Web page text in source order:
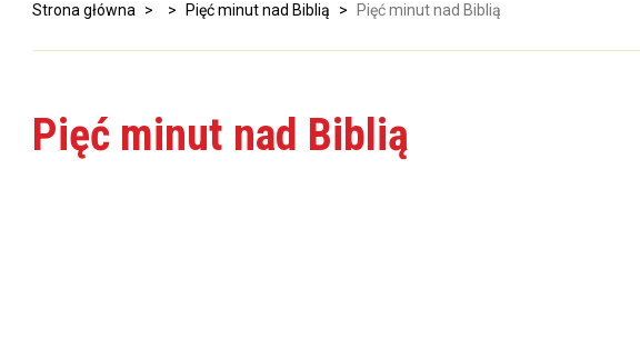
Strona główna > > Pięć minut nad Biblią > Pięć minut nad Biblią
Pięć minut nad Biblią